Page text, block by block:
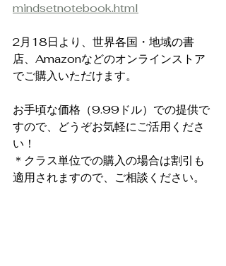
mindsetnotebook.html
2月18日より、世界各国・地域の書
店、Amazonなどのオンラインストア
でご購入いただけます。
お手頃な価格（9.99ドル）での提供で
すので、どうぞお気軽にご活用くださ
い！
＊クラス単位での購入の場合は割引も
適用されますので、ご相談ください。